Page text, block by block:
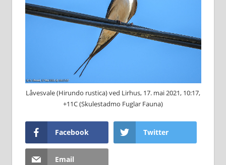
Låvesvale (Hirundo rustica) ved Lirhus, 17. mai 2021, 10:17,
+11C (Skulestadmo Fuglar Fauna)
Facebook Twitter
Email